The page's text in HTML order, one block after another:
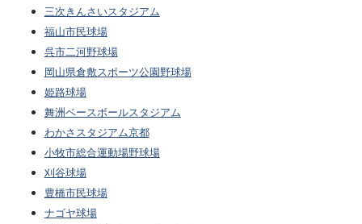
三次きんさいスタジアム
福山市民球場
呉市二河野球場
岡山県倉敷スポーツ公園野球場
姫路球場
舞洲ベースボールスタジアム
わかさスタジアム京都
小牧市総合運動場野球場
刈谷球場
豊橋市民球場
ナゴヤ球場